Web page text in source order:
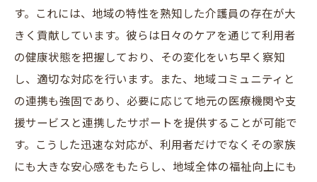
す。これには、地域の特性を熟知した介護員の存在が大
きく貢献しています。彼らは日々のケアを通じて利用者
の健康状態を把握しており、その変化をいち早く察知
し、適切な対応を行います。また、地域コミュニティと
の連携も強固であり、必要に応じて地元の医療機関や支
援サービスと連携したサポートを提供することが可能で
す。こうした迅速な対応が、利用者だけでなくその家族
にも大きな安心感をもたらし、地域全体の福祉向上にも